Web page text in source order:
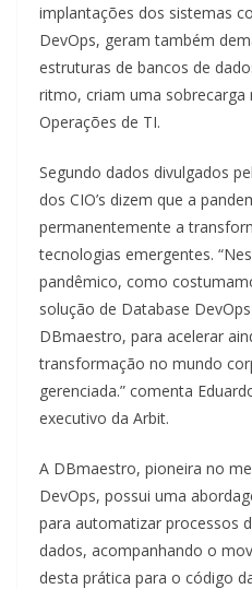
implantações dos sistemas
DevOps, geram também
estruturas de bancos de
ritmo, criam uma sobrecarga
Operações de TI.
Segundo dados divulgados
dos CIO’s dizem que a
permanentemente a
tecnologias emergentes.
pandêmico, como
solução de Database
DBmaestro, para acelerar
transformação no mundo
gerenciada.” comenta
executivo da Arbit.
A DBmaestro, pioneira no
DevOps, possui uma
para automatizar processos
dados, acompanhando o
desta prática para o código